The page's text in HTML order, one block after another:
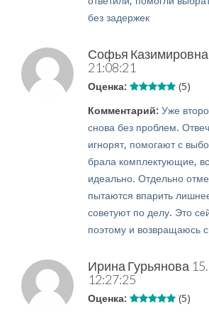
без задержек
Софья Казимировна
21:08:21
Оценка: (5)
Комментарий: Уже
снова без проблем.
игнорят, помогают с
брала комплектующие,
идеально. Отдельно
пытаются впарить
советуют по делу. Это
поэтому и возвращаюсь
Ирина Гурьянова
12:27:25
Оценка: (5)